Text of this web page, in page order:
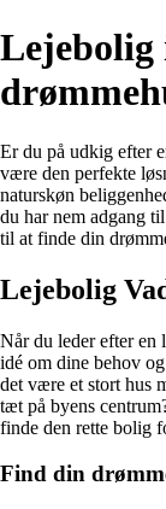
Er du på udkig efter
være den perfekte
naturskøn
du har nem adgang
til at finde din
Lejebolig
Når du leder efter en
idé om dine behov
det være et stort hus
tæt på byens
finde den rette bolig
Find din